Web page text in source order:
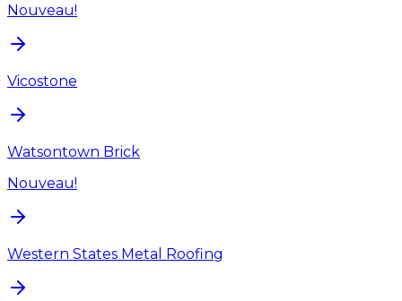
Nouveau!
Vicostone
Watsontown Brick
Nouveau!
Western States Metal Roofing